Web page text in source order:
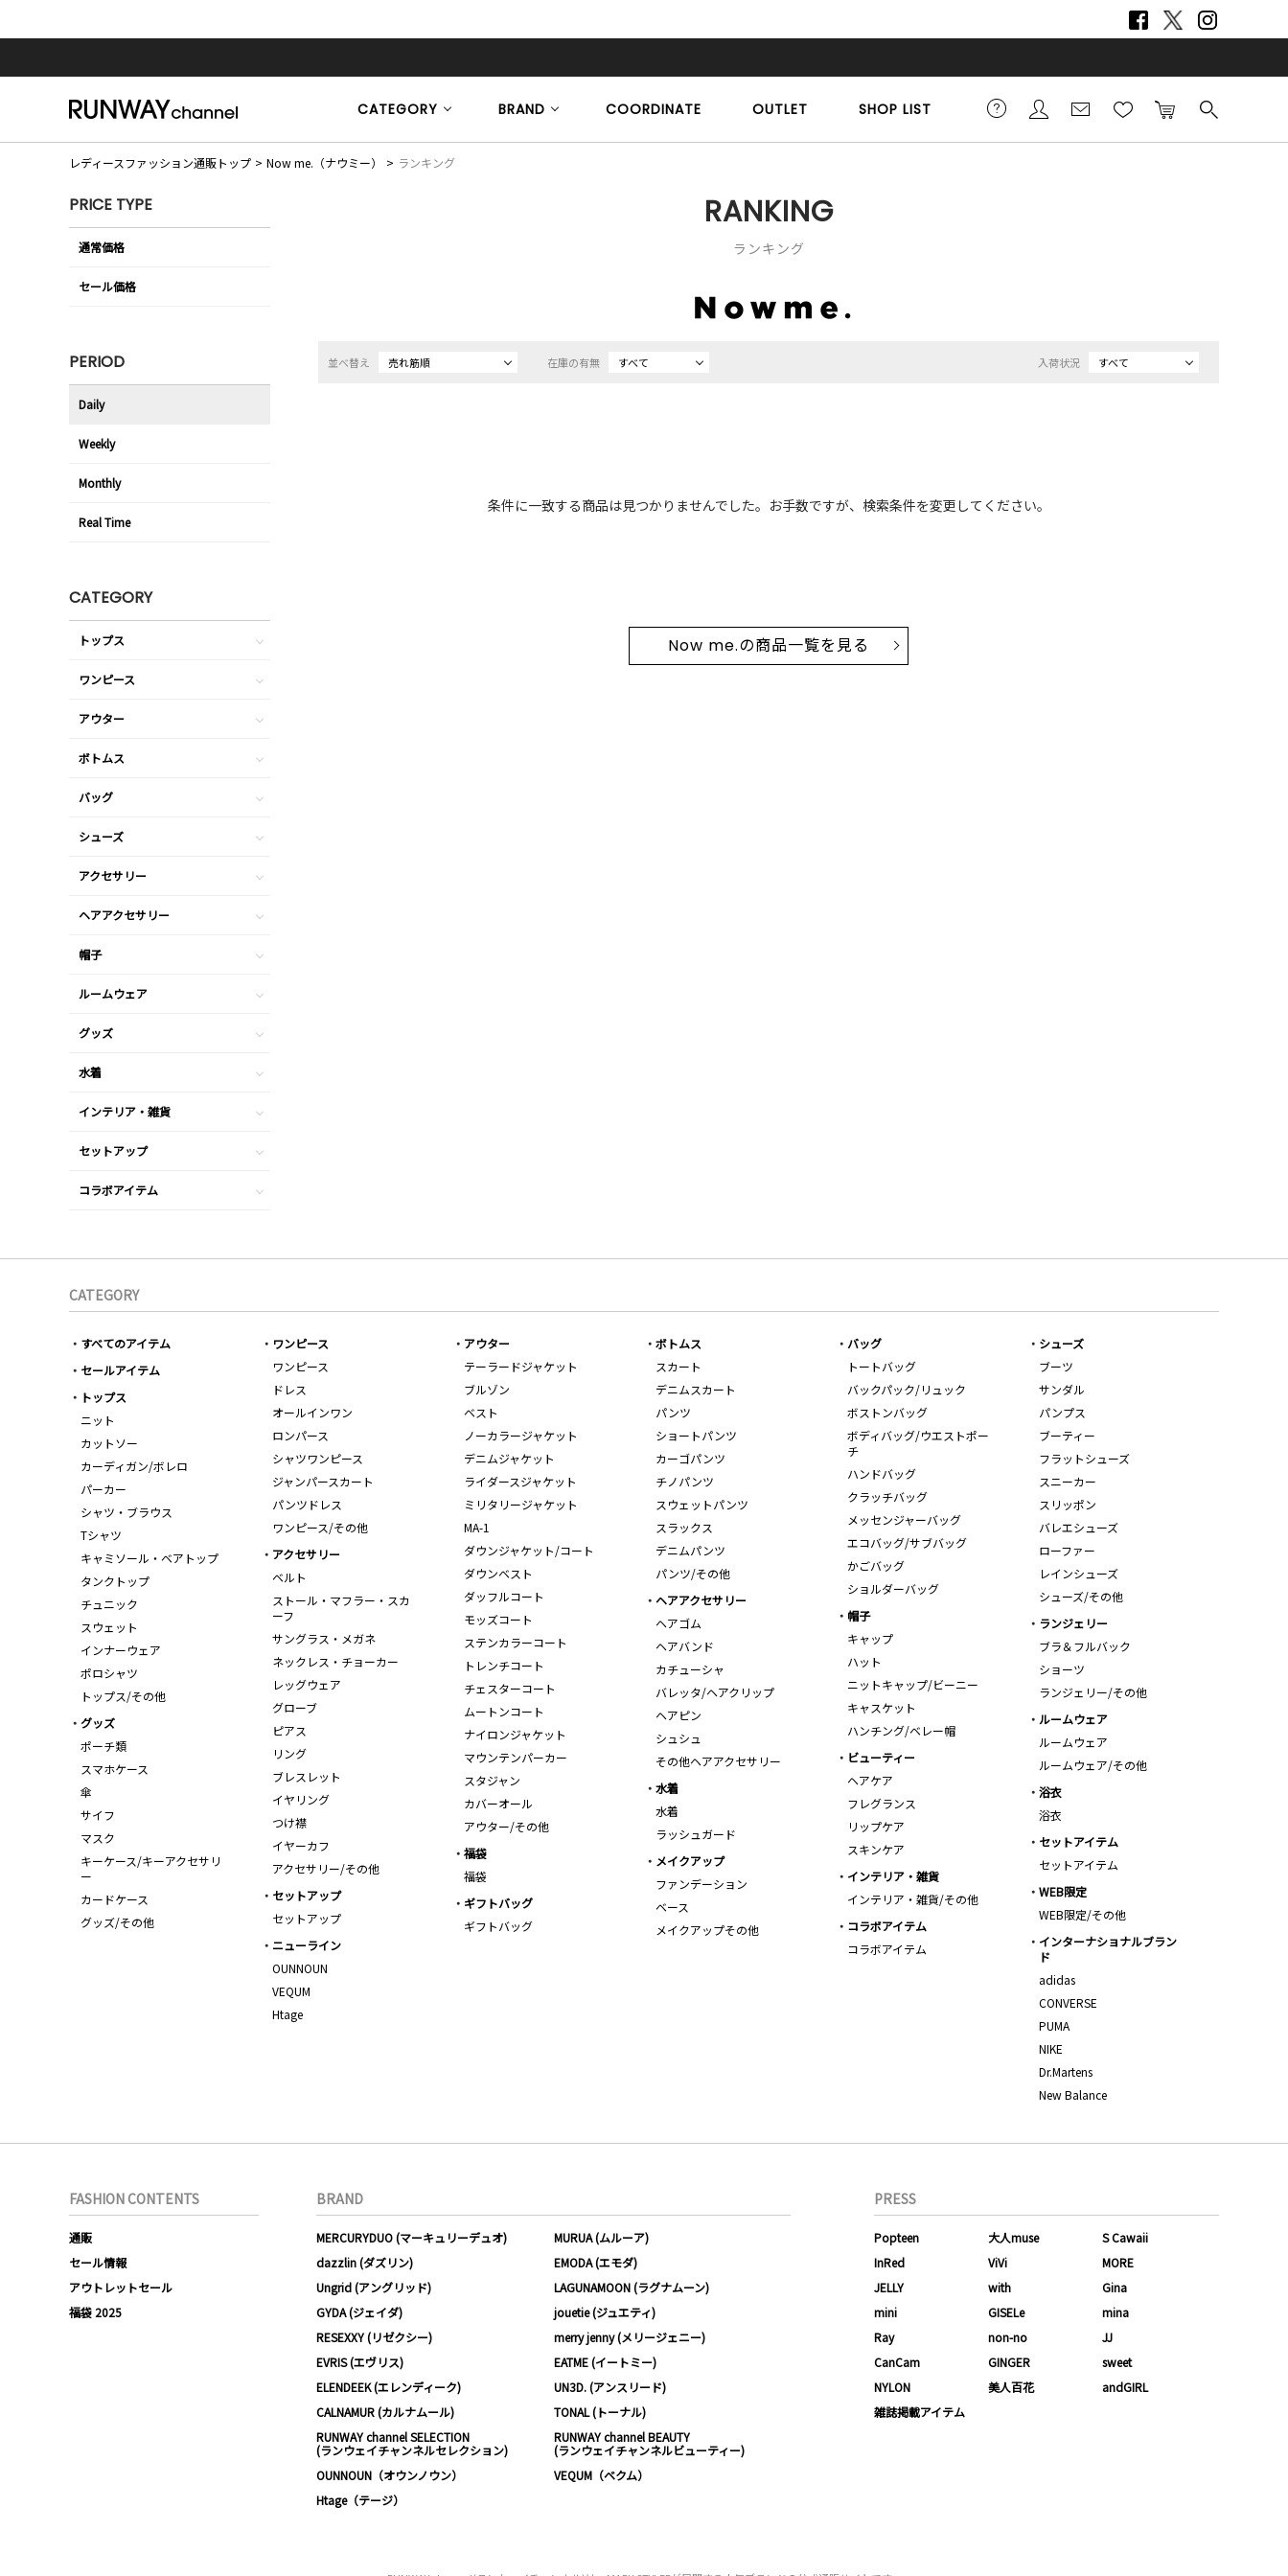
CATEGORY BRAND COORDINATE OUTLET SHOP LIST
レディースファッション通販トップ Now me.（ナウミー） ランキング
RANKING
ランキング
並べ替え 売れ筋順 在庫の有無 すべて 入荷状況 すべて
条件に一致する商品は見つかりませんでした。お手数ですが、検索条件を変更してください。
Now me.の商品一覧を見る
PRICE TYPE
通常価格
セール価格
PERIOD
Daily
Weekly
Monthly
Real Time
CATEGORY
トップス
ワンピース
アウター
ボトムス
バッグ
シューズ
アクセサリー
ヘアアクセサリー
帽子
ルームウェア
グッズ
水着
インテリア・雑貨
セットアップ
コラボアイテム
CATEGORY
すべてのアイテム
セールアイテム
トップス
ニット
カットソー
カーディガン/ボレロ
パーカー
シャツ・ブラウス
Tシャツ
キャミソール・ベアトップ
タンクトップ
チュニック
スウェット
インナーウェア
ポロシャツ
トップス/その他
ワンピース
ワンピース
ドレス
オールインワン
ロンパース
シャツワンピース
ジャンパースカート
パンツドレス
ワンピース/その他
アウター
テーラードジャケット
ブルゾン
ベスト
ノーカラージャケット
デニムジャケット
ライダースジャケット
ミリタリージャケット
MA-1
ダウンジャケット/コート
ダウンベスト
ダッフルコート
モッズコート
ステンカラーコート
トレンチコート
チェスターコート
ムートンコート
ナイロンジャケット
マウンテンパーカー
スタジャン
カバーオール
アウター/その他
ボトムス
スカート
デニムスカート
パンツ
ショートパンツ
カーゴパンツ
チノパンツ
スウェットパンツ
スラックス
デニムパンツ
パンツ/その他
バッグ
トートバッグ
バックパック/リュック
ボストンバッグ
ボディバッグ/ウエストポー
チ
ハンドバッグ
クラッチバッグ
メッセンジャーバッグ
エコバッグ/サブバッグ
かごバッグ
ショルダーバッグ
シューズ
ブーツ
サンダル
パンプス
ブーティー
フラットシューズ
スニーカー
スリッポン
バレエシューズ
ローファー
レインシューズ
シューズ/その他
アクセサリー
ベルト
ストール・マフラー・スカ
ーフ
サングラス・メガネ
ネックレス・チョーカー
レッグウェア
グローブ
ピアス
リング
ブレスレット
イヤリング
つけ襟
イヤーカフ
アクセサリー/その他
ヘアアクセサリー
ヘアゴム
ヘアバンド
カチューシャ
バレッタ/ヘアクリップ
ヘアピン
シュシュ
その他ヘアアクセサリー
帽子
キャップ
ハット
ニットキャップ/ビーニー
キャスケット
ハンチング/ベレー帽
ランジェリー
ブラ＆フルバック
ショーツ
ランジェリー/その他
ルームウェア
ルームウェア
ルームウェア/その他
グッズ
ポーチ類
スマホケース
傘
サイフ
マスク
キーケース/キーアクセサリ
ー
カードケース
グッズ/その他
ビューティー
ヘアケア
フレグランス
リップケア
スキンケア
水着
水着
ラッシュガード
浴衣
浴衣
セットアイテム
セットアイテム
福袋
福袋
メイクアップ
ファンデーション
ベース
メイクアップその他
インテリア・雑貨
インテリア・雑貨/その他
WEB限定
WEB限定/その他
セットアップ
セットアップ
ギフトバッグ
ギフトバッグ
コラボアイテム
コラボアイテム
インターナショナルブラン
ド
adidas
CONVERSE
PUMA
NIKE
Dr.Martens
New Balance
ニューライン
OUNNOUN
VEQUM
Htage
FASHION CONTENTS
通販
セール情報
アウトレットセール
福袋 2025
BRAND
MERCURYDUO (マーキュリーデュオ)
MURUA (ムルーア)
dazzlin (ダズリン)
EMODA (エモダ)
Ungrid (アングリッド)
LAGUNAMOON (ラグナムーン)
GYDA (ジェイダ)
jouetie (ジュエティ)
RESEXXY (リゼクシー)
merry jenny (メリージェニー)
EVRIS (エヴリス)
EATME (イートミー)
ELENDEEK (エレンディーク)
UN3D. (アンスリード)
CALNAMUR (カルナムール)
TONAL (トーナル)
RUNWAY channel SELECTION
(ランウェイチャンネルセレクション)
RUNWAY channel BEAUTY
(ランウェイチャンネルビューティー)
OUNNOUN（オウンノウン）
VEQUM（ベクム）
Htage（テージ）
PRESS
Popteen 大人muse
S Cawaii
InRed
ViVi
MORE
JELLY
with
Gina
mini
GISELe
mina
Ray
non-no
JJ
CanCam
GINGER
sweet
NYLON
美人百花
andGIRL
雑誌掲載アイテム